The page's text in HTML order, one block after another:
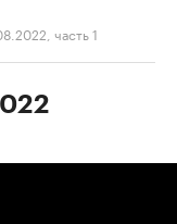
часть 1